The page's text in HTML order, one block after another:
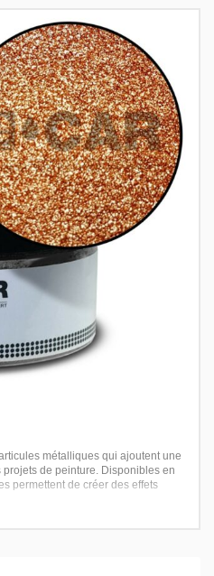
métalliques qui ajoutent une
de peinture. Disponibles en
permettent de créer des effets